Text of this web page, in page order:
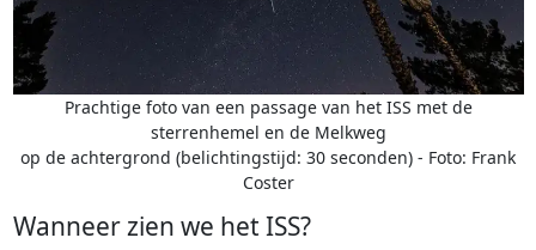
Prachtige foto van een passage van het ISS met de
sterrenhemel en de Melkweg
op de achtergrond (belichtingstijd: 30 seconden) - Foto: Frank
Coster
Wanneer zien we het ISS?